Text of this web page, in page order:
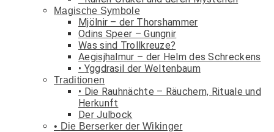
Magische Symbole
Mjölnir – der Thorshammer
Odins Speer – Gungnir
Was sind Trollkreuze?
Aegisjhalmur – der Helm des Schreckens
Yggdrasil der Weltenbaum
Traditionen
Die Rauhnächte – Räuchern, Rituale und
Herkunft
Der Julbock
Die Berserker der Wikinger